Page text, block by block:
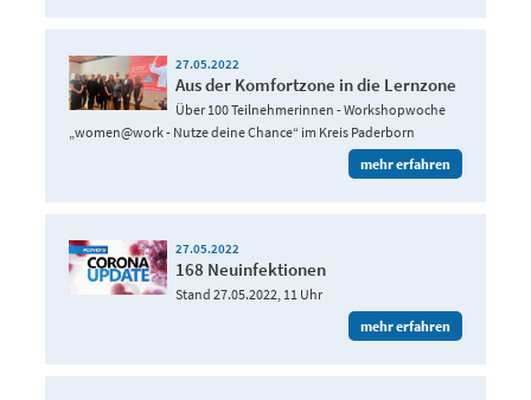
27.05.2022
Aus der Komfortzone in die Lernzone
Über 100 Teilnehmerinnen - Workshopwoche
„women@work - Nutze deine Chance“ im Kreis Paderborn
mehr erfahren
27.05.2022
168 Neuinfektionen
Stand 27.05.2022, 11 Uhr
mehr erfahren